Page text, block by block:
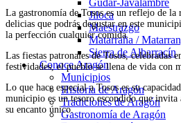
Gúdar-Javalambre
Jiloca
Maestrazgo
Matarraña /
Sierra de Albarracín
Conoce Aragón
Municipios
Historia de Aragón
Tradiciones de Aragón
Gastronomía de Aragón
La gastronomía de Tosos es un reflejo de la
delicias que podrás degustar en este
la perfección cualquier comida.
Las fiestas patronales de Tosos, celebradas
festividades, el pueblo se llena de vida con
Lo que hace especial a Tosos es su
municipio es un tesoro escondido que
su encanto único.